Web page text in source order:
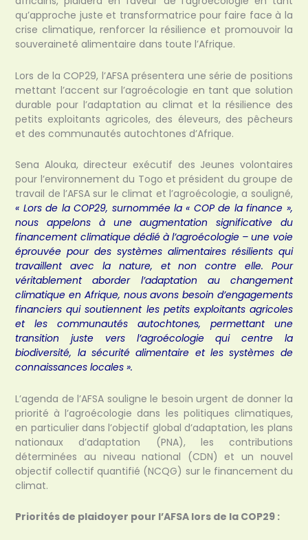
qu’approche juste et transformatrice pour faire face à la
crise climatique, renforcer la résilience et promouvoir la
souveraineté alimentaire dans toute l’Afrique.
Lors de la COP29, l’AFSA présentera une série de positions
mettant l’accent sur l’agroécologie en tant que solution
durable pour l’adaptation au climat et la résilience des
petits exploitants agricoles, des éleveurs, des pêcheurs
et des communautés autochtones d’Afrique.
Sena Alouka, directeur exécutif des Jeunes volontaires
pour l’environnement du Togo et président du groupe de
travail de l’AFSA sur le climat et l’agroécologie, a souligné,
« Lors de la COP29, surnommée la « COP de la finance »,
nous appelons à une augmentation significative du
financement climatique dédié à l’agroécologie – une voie
éprouvée pour des systèmes alimentaires résilients qui
travaillent avec la nature, et non contre elle. Pour
véritablement aborder l’adaptation au changement
climatique en Afrique, nous avons besoin d’engagements
financiers qui soutiennent les petits exploitants agricoles
et les communautés autochtones, permettant une
transition juste vers l’agroécologie qui centre la
biodiversité, la sécurité alimentaire et les systèmes de
connaissances locales ».
L’agenda de l’AFSA souligne le besoin urgent de donner la
priorité à l’agroécologie dans les politiques climatiques,
en particulier dans l’objectif global d’adaptation, les plans
nationaux d’adaptation (PNA), les contributions
déterminées au niveau national (CDN) et un nouvel
objectif collectif quantifié (NCQG) sur le financement du
climat.
Priorités de plaidoyer pour l’AFSA lors de la COP29 :